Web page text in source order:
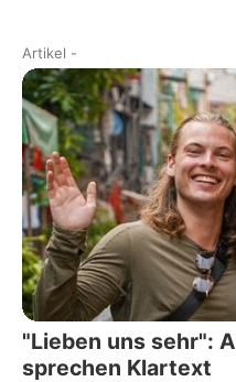
Artikel -
"Lieben uns sehr":
sprechen Klartext